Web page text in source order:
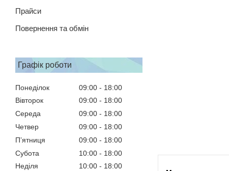
Прайси
Повернення та обмін
Графік роботи
Понеділок 09:00
18:00
Вівторок
09:00
18:00
Середа
09:00
18:00
Четвер
09:00
18:00
Пʼятниця
09:00
18:00
Субота
10:00
18:00
Неділя
10:00 18:00